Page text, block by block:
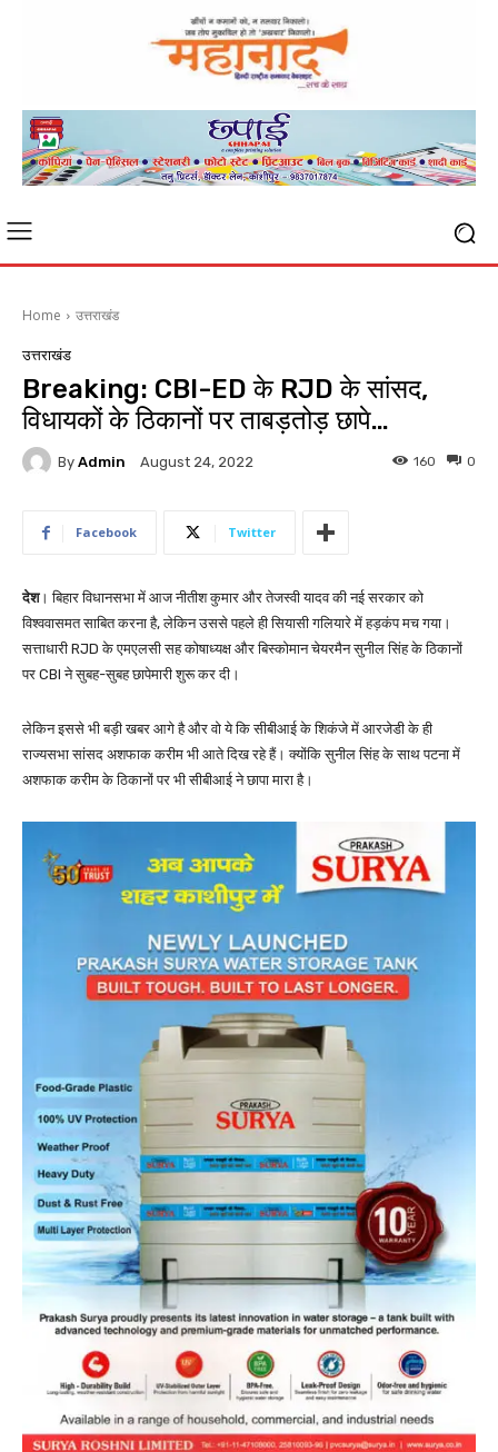
Home उत्तराखंड
उत्तराखंड
Breaking: CBI-ED के RJD के सांसद,
विधायकों के ठिकानों पर ताबड़तोड़ छापे…
By Admin August 24, 2022 0
160
Facebook Twitter
देश। बिहार विधानसभा में आज नीतीश कुमार और तेजस्वी यादव की नई सरकार को
विश्ववासमत साबित करना है, लेकिन उससे पहले ही सियासी गलियारे में हड़कंप मच गया।
सत्ताधारी RJD के एमएलसी सह कोषाध्यक्ष और बिस्कोमान चेयरमैन सुनील सिंह के ठिकानों
पर CBI ने सुबह-सुबह छापेमारी शुरू कर दी।
लेकिन इससे भी बड़ी खबर आगे है और वो ये कि सीबीआई के शिकंजे में आरजेडी के ही
राज्यसभा सांसद अशफाक करीम भी आते दिख रहे हैं। क्योंकि सुनील सिंह के साथ पटना में
अशफाक करीम के ठिकानों पर भी सीबीआई ने छापा मारा है।